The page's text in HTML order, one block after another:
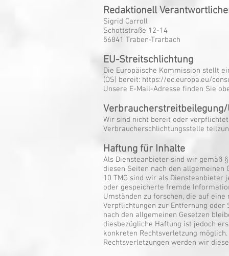
Redaktionell
Sigrid Carroll
Schottstraße 12-14
56841 Traben-Trarbach
EU-Streitschlichtung
Die Europäische Kommission stellt
(OS) bereit: https://ec.europa.eu/
Unsere E-Mail-Adresse finden Sie
Wir sind nicht bereit oder
Verbraucherschlichtungsstelle
Haftung für Inhalte
Als Diensteanbieter sind wir gemäß
diesen Seiten nach den allgemeinen
10 TMG sind wir als
oder gespeicherte fremde
Umständen zu forschen, die auf
Verpflichtungen zur Entfernung
nach den allgemeinen Gesetzen
diesbezügliche Haftung ist jedoch
konkreten Rechtsverletzung
Rechtsverletzungen werden wir